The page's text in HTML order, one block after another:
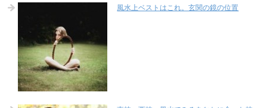
風水上ベストはこれ。玄関の鏡の位置